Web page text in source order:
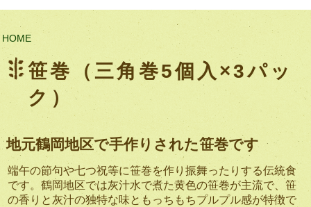
HOME
笹巻（三角巻5個入×3パッ
ク）
地元鶴岡地区で手作りされた笹巻です
端午の節句や七つ祝等に笹巻を作り振舞ったりする伝統食
です。鶴岡地区では灰汁水で煮た黄色の笹巻が主流で、笹
の香りと灰汁の独特な味ともっちもちプルプル感が特徴で